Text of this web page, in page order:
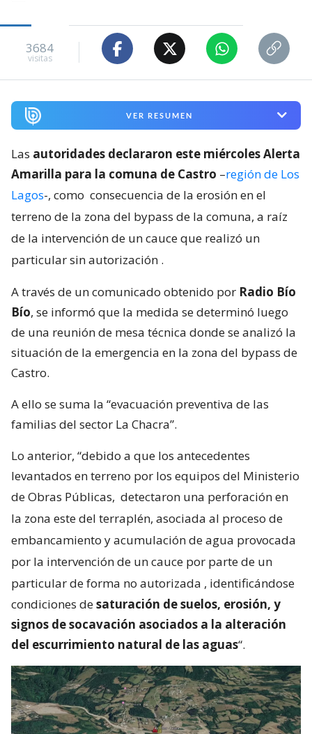
3684
visitas
VER RESUMEN
Las autoridades declararon este miércoles Alerta
Amarilla para la comuna de Castro –región de Los
Lagos-, como consecuencia de la erosión en el
terreno de la zona del bypass de la comuna, a raíz
de la intervención de un cauce que realizó un
particular sin autorización .
A través de un comunicado obtenido por Radio Bío
Bío, se informó que la medida se determinó luego
de una reunión de mesa técnica donde se analizó la
situación de la emergencia en la zona del bypass de
Castro.
A ello se suma la “evacuación preventiva de las
familias del sector La Chacra”.
Lo anterior, “debido a que los antecedentes
levantados en terreno por los equipos del Ministerio
de Obras Públicas, detectaron una perforación en
la zona este del terraplén, asociada al proceso de
embancamiento y acumulación de agua provocada
por la intervención de un cauce por parte de un
particular de forma no autorizada , identificándose
condiciones desaturación de suelos, erosión, y
signos de socavación asociados a la alteración
del escurrimiento natural de las aguas“.